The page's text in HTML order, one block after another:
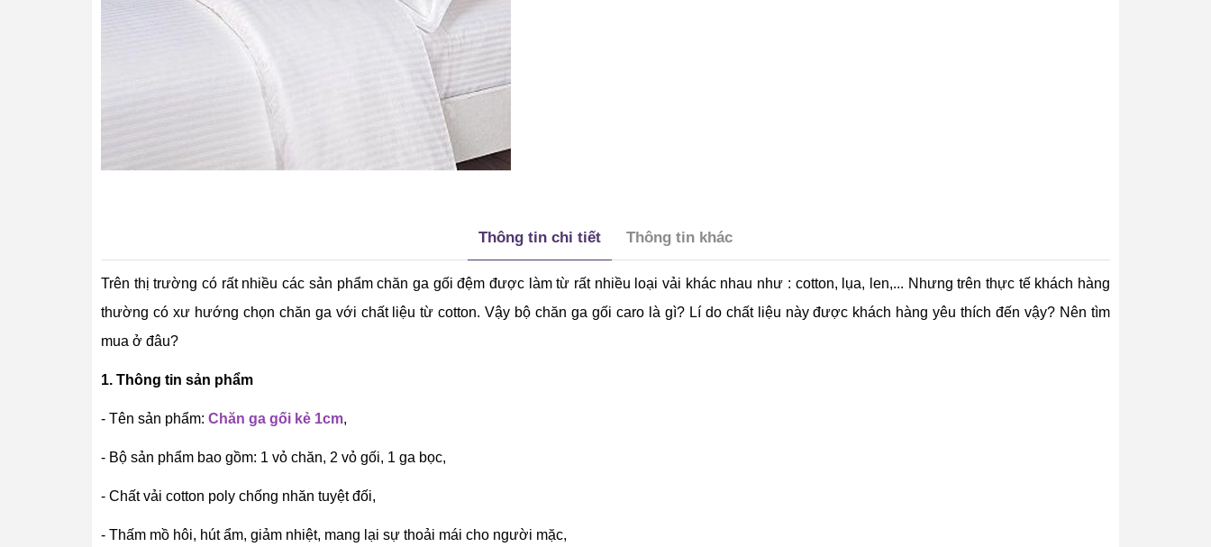
Thông tin chi tiết Thông tin khác
Trên thị trường có rất nhiều các sản phẩm chăn ga gối đệm được làm từ rất nhiều loại vải khác nhau như : cotton, lụa, len,... Nhưng trên thực tế khách hàng
thường có xư hướng chọn chăn ga với chất liệu từ cotton. Vậy bộ chăn ga gối caro là gì? Lí do chất liệu này được khách hàng yêu thích đến vậy? Nên tìm
mua ở đâu?
1. Thông tin sản phẩm
- Tên sản phẩm: Chăn ga gối kẻ 1cm,
- Bộ sản phẩm bao gồm: 1 vỏ chăn, 2 vỏ gối, 1 ga bọc,
- Chất vải cotton poly chống nhăn tuyệt đối,
- Thấm mồ hôi, hút ẩm, giảm nhiệt, mang lại sự thoải mái cho người mặc,